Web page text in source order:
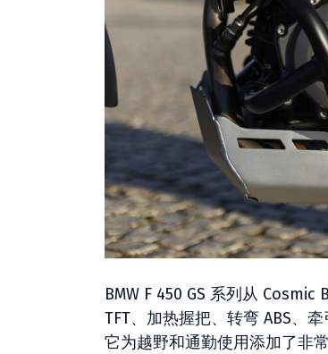
BMW F 450 GS 系列从
TFT、加热握把、转弯 ABS、
它为越野和通勤使用添加了非